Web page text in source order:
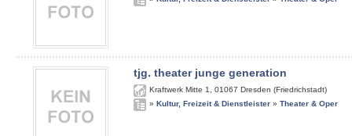
tjg. theater junge generation
Kraftwerk Mitte 1 01067 Dresden (Friedrichstadt)
» Kultur, Freizeit & Dienstleister » Theater & Oper